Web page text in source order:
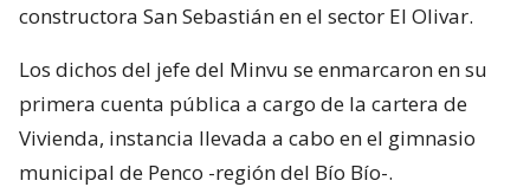
constructora San Sebastián en el sector El Olivar.
Los dichos del jefe del Minvu se enmarcaron en su
primera cuenta pública a cargo de la cartera de
Vivienda, instancia llevada a cabo en el gimnasio
municipal de Penco -región del Bío Bío-.